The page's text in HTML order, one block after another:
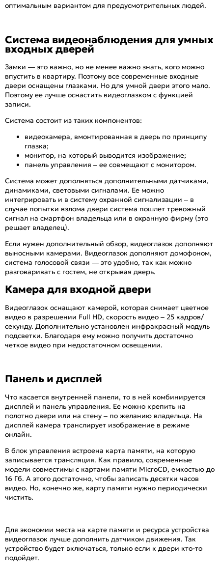
оптимальным вариантом для предусмотрительных людей.
Система видеонаблюдения для умных
входных дверей
Замки — это важно, но не менее важно знать, кого можно
впустить в квартиру. Поэтому все современные входные
двери оснащены глазками. Но для умной двери этого мало.
Поэтому ее лучше оснастить видеоглазком с функцией
записи.
Система состоит из таких компонентов:
видеокамера, вмонтированная в дверь по принципу
глазка;
монитор, на который выводится изображение;
панель управления – ее совмещают с монитором.
Система может дополняться дополнительными датчиками,
динамиками, световыми сигналами. Ее можно
интегрировать и в систему охранной сигнализации – в
случае попытки взлома двери система пошлет тревожный
сигнал на смартфон владельца или в охранную фирму (это
решает владелец).
Если нужен дополнительный обзор, видеоглазок дополняют
выносными камерами. Видеоглазок дополняют домофоном,
система голосовой связи — это удобно, так как можно
разговаривать с гостем, не открывая дверь.
Камера для входной двери
Видеоглазок оснащают камерой, которая снимает цветное
видео в разрешении Full HD, скорость видео – 25 кадров/
секунду. Дополнительно установлен инфракрасный модуль
подсветки. Благодаря ему можно получить достаточно
четкое видео при недостаточном освещении.
Панель и дисплей
Что касается внутренней панели, то в ней комбинируется
дисплей и панель управления. Ее можно крепить на
полотно двери или на стену – по желанию владельца. На
дисплей камера транслирует изображение в режиме
онлайн.
В блок управления встроена карта памяти, на которую
записывается трансляция. Как правило, современные
модели совместимы с картами памяти MicroCD, емкостью до
16 Гб. А этого достаточно, чтобы записать десятки часов
видео. Но, конечно же, карту памяти нужно периодически
чистить.
Для экономии места на карте памяти и ресурса устройства
видеоглазок лучше дополнить датчиком движения. Так
устройство будет включаться, только если к двери кто-то
подойдет.